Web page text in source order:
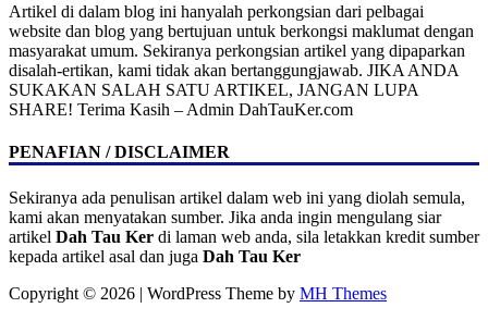
Artikel di dalam blog ini hanyalah perkongsian dari pelbagai
website dan blog yang bertujuan untuk berkongsi maklumat dengan
masyarakat umum. Sekiranya perkongsian artikel yang dipaparkan
disalah-ertikan, kami tidak akan bertanggungjawab. JIKA ANDA
SUKAKAN SALAH SATU ARTIKEL, JANGAN LUPA
SHARE! Terima Kasih – Admin DahTauKer.com
PENAFIAN / DISCLAIMER
Sekiranya ada penulisan artikel dalam web ini yang diolah semula,
kami akan menyatakan sumber. Jika anda ingin mengulang siar
artikel Dah Tau Ker di laman web anda, sila letakkan kredit sumber
kepada artikel asal dan juga Dah Tau Ker
Copyright © 2026 | WordPress Theme by MH Themes